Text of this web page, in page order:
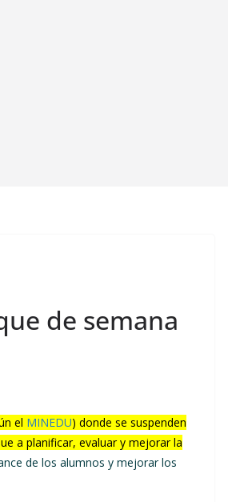
de semana
el MINEDU) donde se suspenden
a planificar, evaluar y mejorar la
de los alumnos y mejorar los